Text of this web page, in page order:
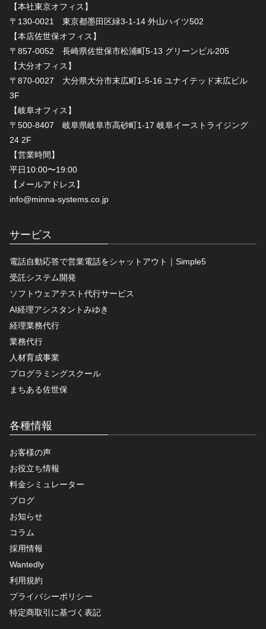
【本社東京オフィス】
〒130-0021 東京都墨田区緑3-1-14 外山ハイツ502
【本店佐世保オフィス】
〒857-0052 長崎県佐世保市松浦町5-13 グリーンビル205
【大分オフィス】
〒870-0027 大分県大分市末広町1-5-16 ユナイテッド末広ビル
3F
【岐阜オフィス】
〒500-8407 岐阜県岐阜市高砂町1-17 岐阜イーストライジング
24 2F
【営業時間】
平日10:00〜19:00
【メールアドレス】
info@minna-systems.co.jp
サービス
電話自動応答で営業電話をシャットアウト｜Simple5
受託システム開発
ソフトウェアテスト代行サービス
AI経理アシスタントみゆき
経理業務代行
業務代行
人材育成事業
プログラミングスクール
まちある佐世保
各種情報
お客様の声
お役立ち情報
料金シミュレーター
ブログ
お知らせ
コラム
採用情報
Wantedly
利用規約
プライバシーポリシー
特定商取引に基づく表記